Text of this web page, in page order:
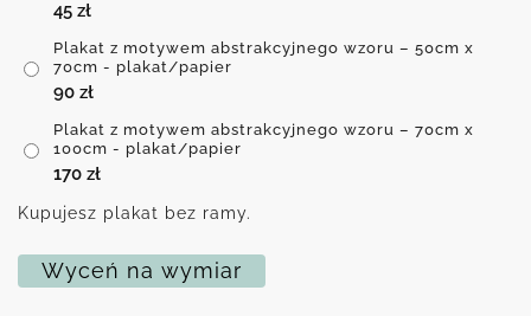
45 zł
Plakat z motywem abstrakcyjnego wzoru – 50cm x
70cm - plakat/papier
90 zł
Plakat z motywem abstrakcyjnego wzoru – 70cm x
100cm - plakat/papier
170 zł
Kupujesz plakat bez ramy.
Wyceń na wymiar